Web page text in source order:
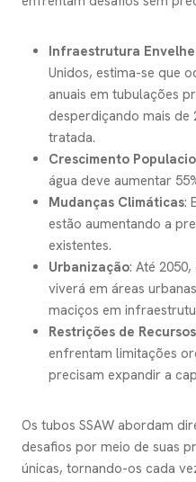
Infraestrutura
Unidos, estima-se que
anuais em tubulações
desperdiçando mais de
tratada.
Crescimento
água deve aumentar
Mudanças Climáticas:
estão aumentando a
existentes.
Urbanização: Até
viverá em áreas
maciços em
Restrições de Recursos
enfrentam limitações
precisam expandir a
Os tubos SSAW abordam
desafios por meio de suas
únicas, tornando-os cada